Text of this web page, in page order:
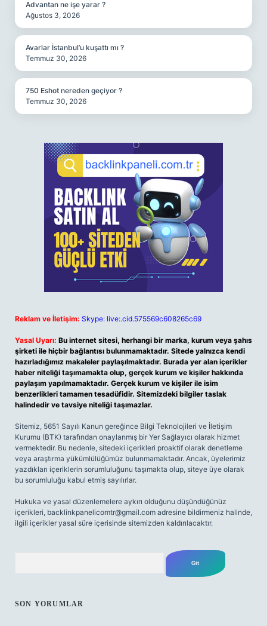
Advantan ne işe yarar ?
Ağustos 3, 2026
Avarlar İstanbul’u kuşattı mı ?
Temmuz 30, 2026
750 Eshot nereden geçiyor ?
Temmuz 30, 2026
Reklam ve İletişim: Skype: live:.cid.575569c608265c69
Yasal Uyarı: Bu internet sitesi, herhangi bir marka, kurum veya şahıs
şirketi ile hiçbir bağlantısı bulunmamaktadır. Sitede yalnızca kendi
hazırladığımız makaleler paylaşılmaktadır. Burada yer alan içerikler
haber niteliği taşımamakta olup, gerçek kurum ve kişiler hakkında
paylaşım yapılmamaktadır. Gerçek kurum ve kişiler ile isim
benzerlikleri tamamen tesadüfidir. Sitemizdeki bilgiler taslak
halindedir ve tavsiye niteliği taşımazlar.
Sitemiz, 5651 Sayılı Kanun gereğince Bilgi Teknolojileri ve İletişim
Kurumu (BTK) tarafından onaylanmış bir Yer Sağlayıcı olarak hizmet
vermektedir. Bu nedenle, sitedeki içerikleri proaktif olarak denetleme
veya araştırma yükümlülüğümüz bulunmamaktadır. Ancak, üyelerimiz
yazdıkları içeriklerin sorumluluğunu taşımakta olup, siteye üye olarak
bu sorumluluğu kabul etmiş sayılırlar.
Hukuka ve yasal düzenlemelere aykırı olduğunu düşündüğünüz
içerikleri, backlinkpanelicomtr@gmail.com adresine bildirmeniz halinde,
ilgili içerikler yasal süre içerisinde sitemizden kaldırılacaktır.
SON YORUMLAR